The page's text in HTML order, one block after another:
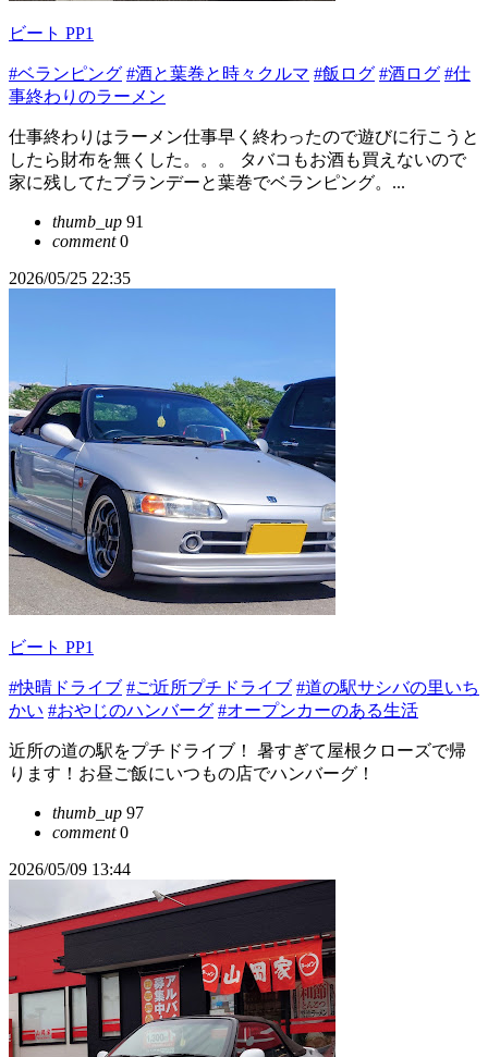
ビート PP1
#ベランピング #酒と葉巻と時々クルマ #飯ログ #酒ログ #仕
事終わりのラーメン
仕事終わりはラーメン仕事早く終わったので遊びに行こうと
したら財布を無くした。。。 タバコもお酒も買えないので
家に残してたブランデーと葉巻でベランピング。...
thumb_up 91
comment0
2026/05/25 22:35
ビート PP1
#快晴ドライブ #ご近所プチドライブ #道の駅サシバの里いち
かい #おやじのハンバーグ #オープンカーのある生活
近所の道の駅をプチドライブ！ 暑すぎて屋根クローズで帰
ります！お昼ご飯にいつもの店でハンバーグ！
thumb_up 97
comment0
2026/05/09 13:44